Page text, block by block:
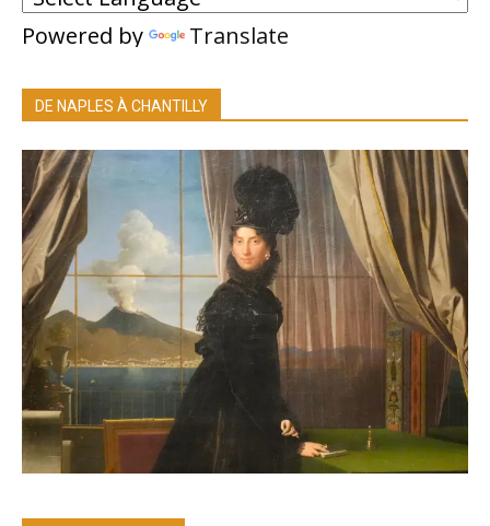
Powered by Translate
DE NAPLES À CHANTILLY